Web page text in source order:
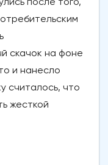
скачок на фоне
и нанесло
считалось, что
жесткой